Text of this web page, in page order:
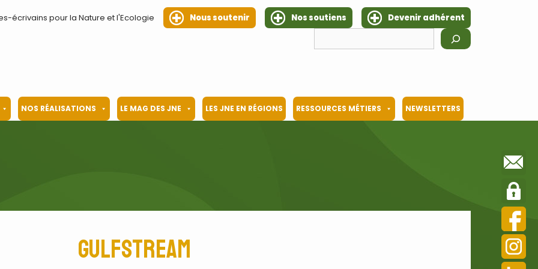
écrivains pour la Nature et l'Ecologie Nous soutenir Nos soutiens
Devenir adhérent
NOS RÉALISATIONS LE MAG DES JNE LES JNE EN RÉGIONS RESSOURCES MÉTIERS NEWSLETTERS
Gulfstream